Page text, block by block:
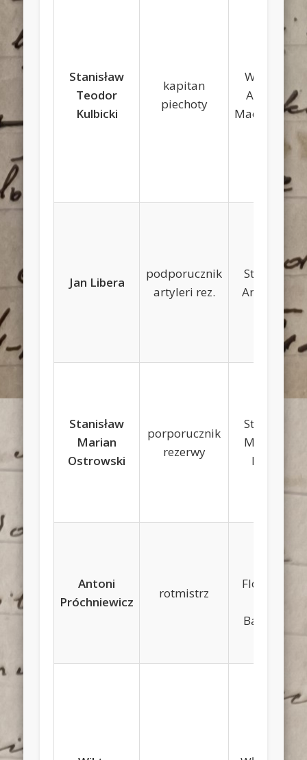
Stanisław
Teodor
Kulbicki
kapitan
piechoty
Walerian,
Apolonia
Machczyńska
Jan Libera
podporucznik
artyleri rez.
Stanisław,
Anna Bany
Stanisław
Marian
Ostrowski
porporucznik
rezerwy
Stanisław,
Marianna
Kubiak
Antoni
Próchniewicz
rotmistrz
Florentyna
Banowska